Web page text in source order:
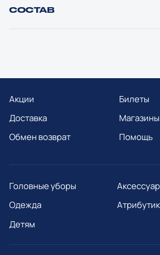
СОСТАВ
Акции
Доставка
Обмен возврат
Билеты
Магазины
Помощь
Головные уборы
Одежда
Детям